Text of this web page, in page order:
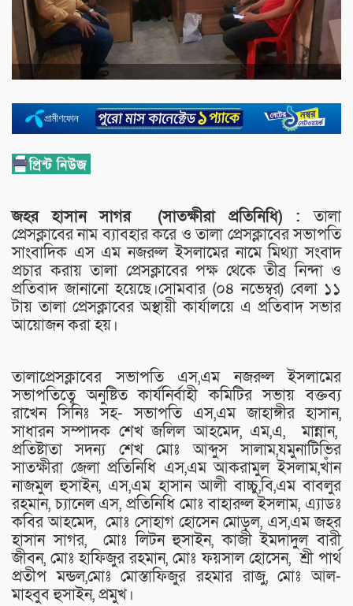
জহর হাসান সাগর (সাতক্ষীরা প্রতিনিধি) :তালা
প্রেসক্লাবের নাম ব্যাবহার করে ও তালা প্রেসক্লাবের সভাপতি
সাংবাদিক এস এম নজরুল ইসলামের নামে মিথ্যা সংবাদ
প্রচার করায় তালা প্রেসক্লাবের পক্ষ থেকে তীব্র নিন্দা ও
প্রতিবাদ জানানো হয়েছে।সোমবার (০৪ নভেম্বর) বেলা ১১
টায় তালা প্রেসক্লাবের অস্থায়ী কার্যালয়ে এ প্রতিবাদ সভার
আয়োজন করা হয়।
তালাপ্রেসক্লাবের সভাপতি এস,এম নজরুল ইসলামের
সভাপতিত্বে অনুষ্টিত কার্যনির্বাহী কমিটির সভায় বক্তব্য
রাখেন সিনিঃ সহ- সভাপতি এস,এম জাহাঙ্গীর হাসান,
সাধারন সম্পাদক শেখ জলিল আহমেদ, এম,এ, মান্নান,
প্রতিষ্টাতা সদন্য শেখ মোঃ আব্দুস সালাম,যমুনাটিভির
সাতক্ষীরা জেলা প্রতিনিধি এস,এম আকরামুল ইসলাম,খাঁন
নাজমুল হুসাইন, এস,এম হাসান আলী বাচ্চু,বি,এম বাবলুর
রহমান, চ্যানেল এস, প্রতিনিধি মোঃ বাহারুল ইসলাম, এ্যাডঃ
কবির আহমেদ, মোঃ সোহাগ হোসেন মোড়ল, এস,এম জহর
হাসান সাগর, মোঃ লিটন হুসাইন, কাজী ইমদাদুল বারী
জীবন, মোঃ হাফিজুর রহমান, মোঃ ফয়সাল হোসেন, শ্রী পার্থ
প্রতীপ মন্ডল,মোঃ মোস্তাফিজুর রহমার রাজু, মোঃ আল-
মাহবুব হুসাইন, প্রমুখ।